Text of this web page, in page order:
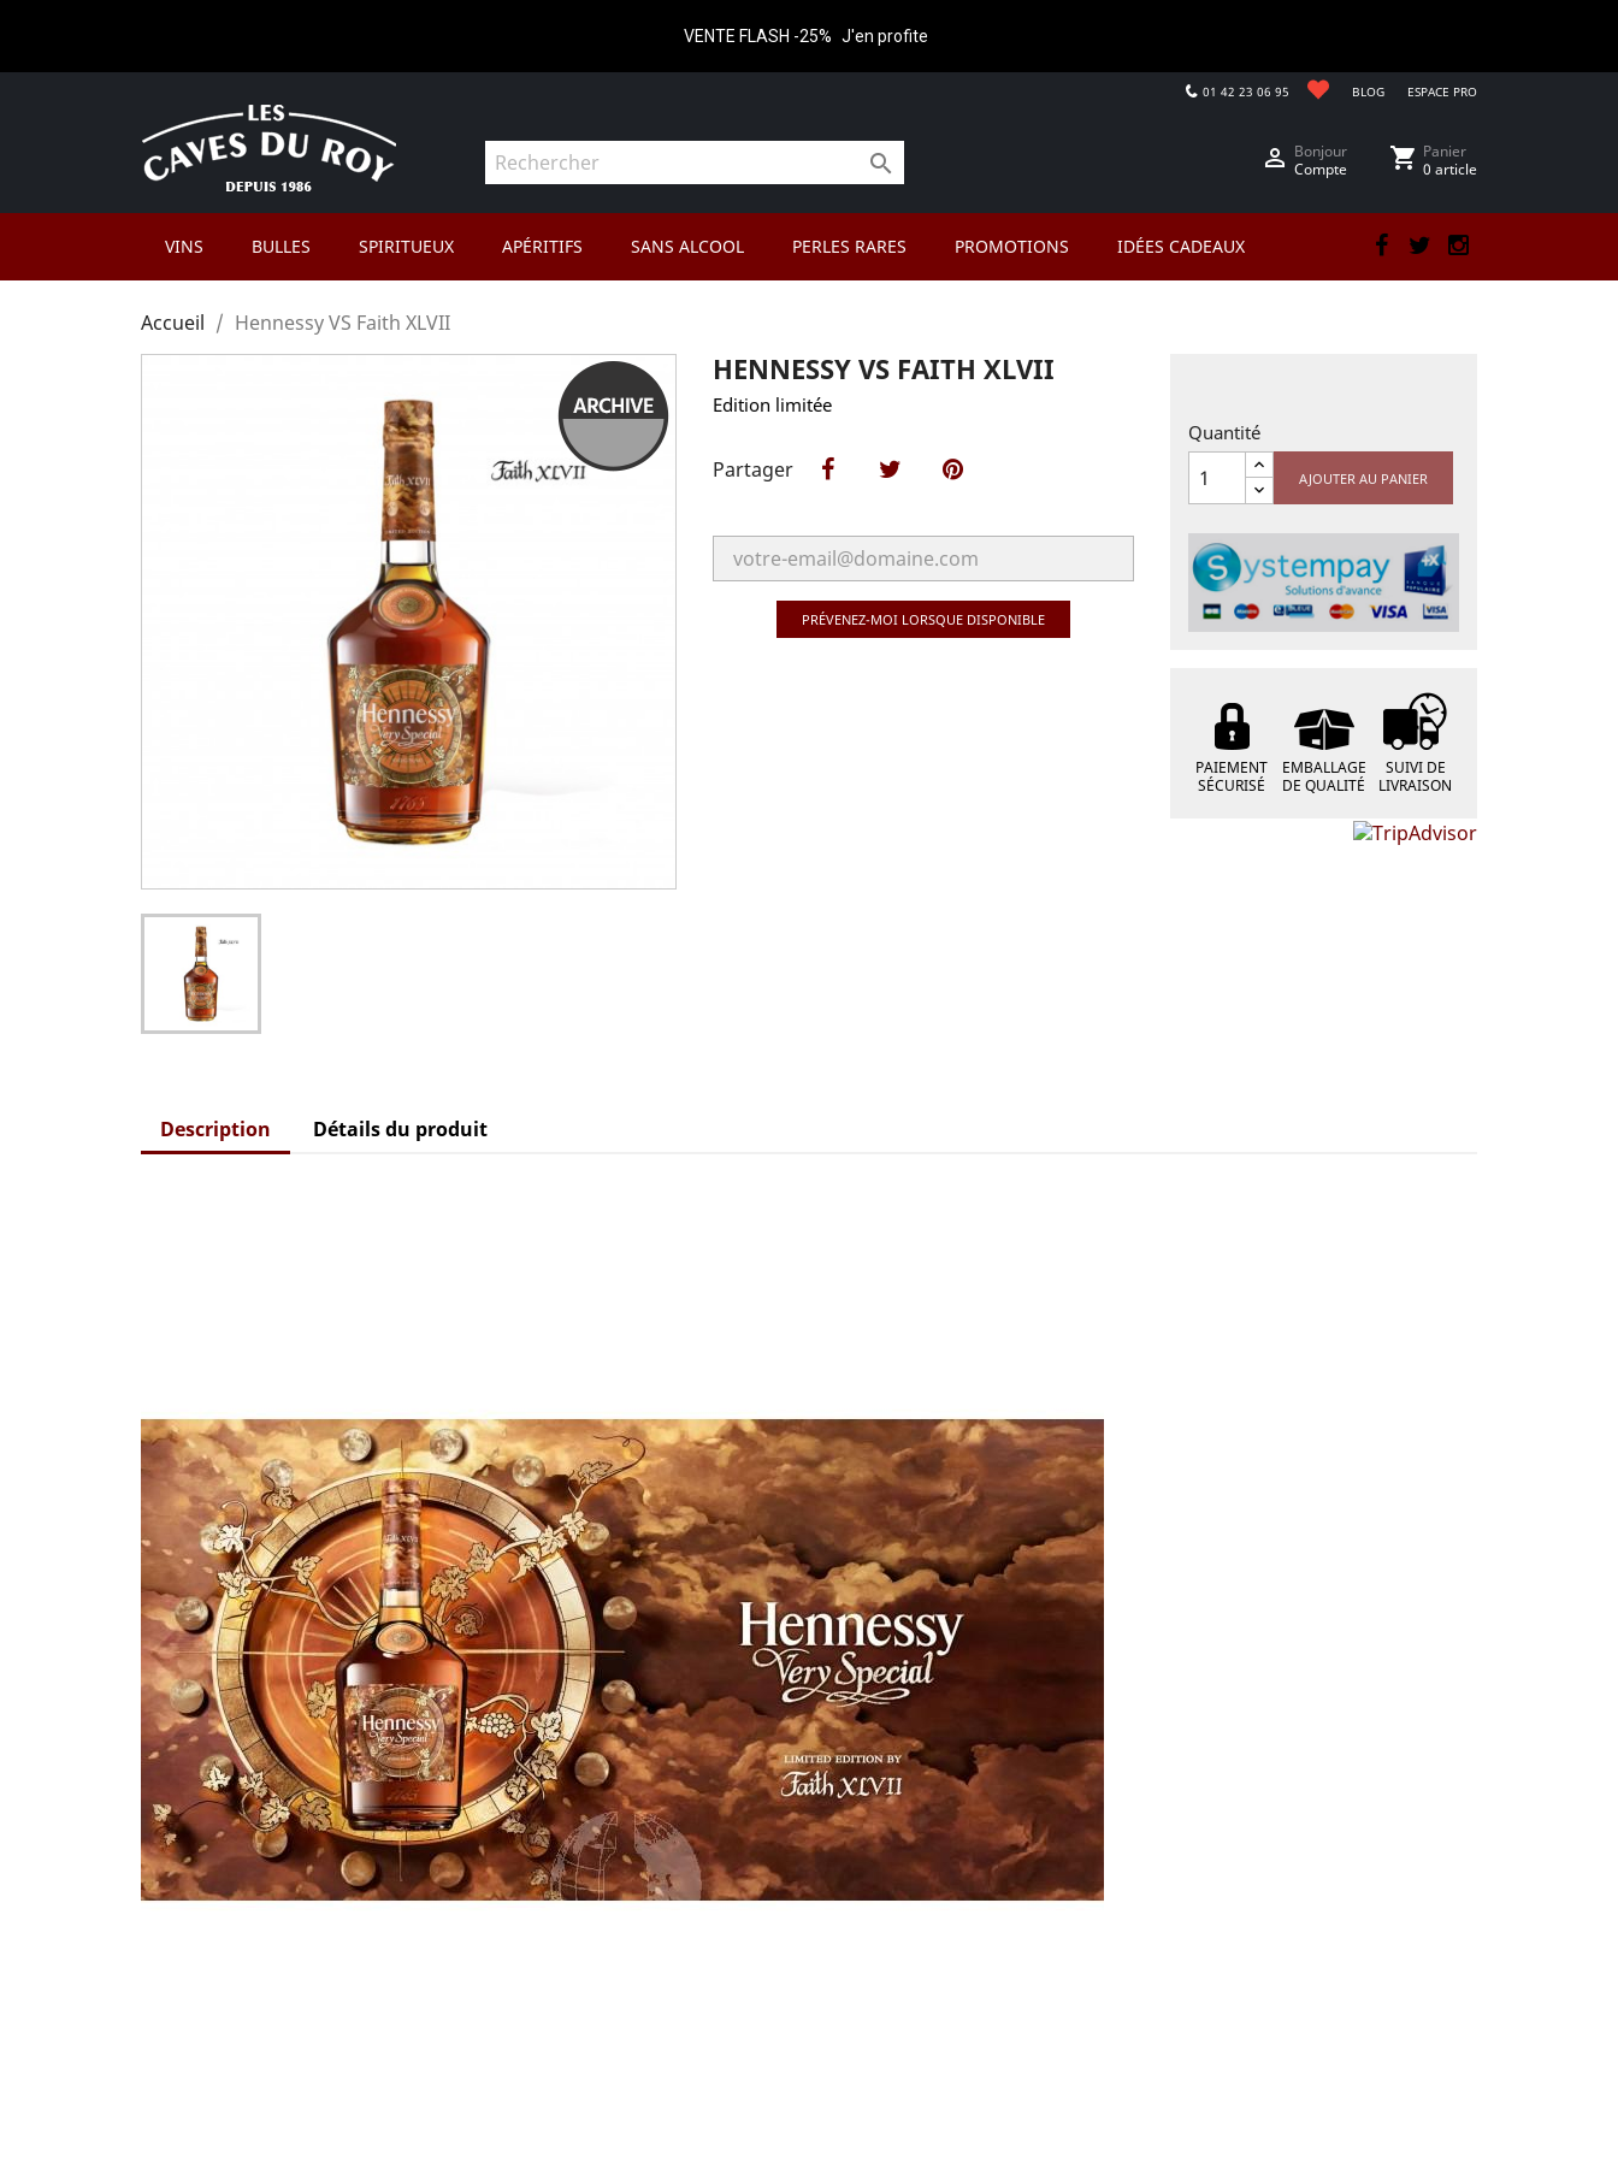
VENTE FLASH -25% J'en profite
BLOG ESPACE PRO
01 42 23 06 95
 shopping_cart Panier
0 article
 Bonjour
Compte
VINS BULLES SPIRITUEUX APÉRITIFS SANS ALCOOL PERLES RARES PROMOTIONS IDÉES CADEAUX Facebook
Accueil Hennessy VS Faith XLVII
HENNESSY VS FAITH XLVII
Edition limitée
Partager Partager Tweet
PRÉVENEZ-MOI LORSQUE DISPONIBLE
Quantité
AJOUTER AU PANIER
PAIEMENT
SÉCURISÉ
EMBALLAGE
DE QUALITÉ
SUIVI DE
LIVRAISON
Description Détails du produit